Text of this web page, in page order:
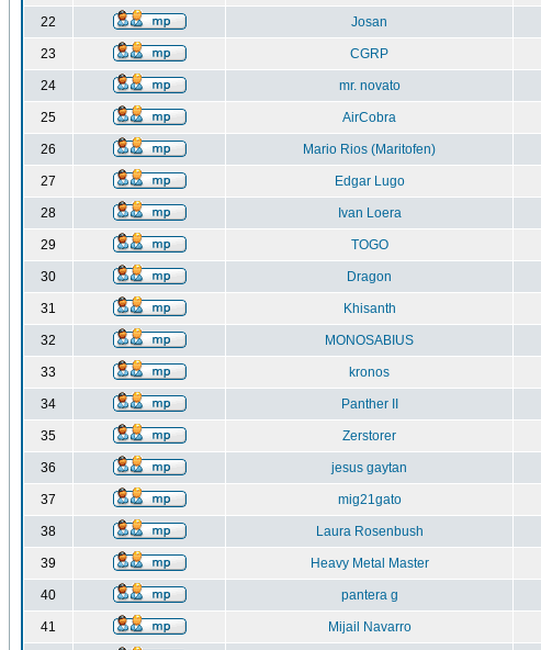
22 Josan
23 CGRP
24 mr. novato
25 AirCobra
26 Mario Rios (Maritofen)
27 Edgar Lugo
28 Ivan Loera
29 TOGO
30 Dragon
31 Khisanth
32 MONOSABIUS
33 kronos
34 Panther II
35 Zerstorer
36 jesus gaytan
37 mig21gato
38 Laura Rosenbush
39 Heavy Metal Master
40 pantera g
41 Mijail Navarro